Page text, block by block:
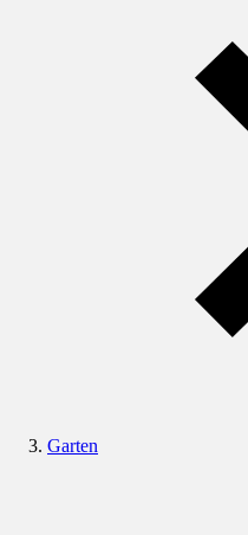
Garten